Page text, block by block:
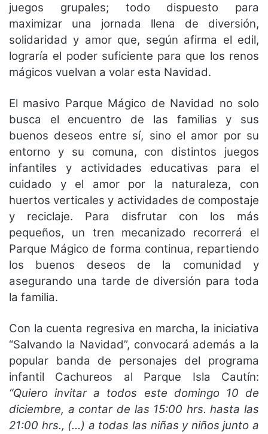
juegos grupales; todo dispuesto para
maximizar una jornada llena de diversión,
solidaridad y amor que, según afirma el edil,
lograría el poder suficiente para que los renos
mágicos vuelvan a volar esta Navidad.
El masivo Parque Mágico de Navidad no solo
busca el encuentro de las familias y sus
buenos deseos entre sí, sino el amor por su
entorno y su comuna, con distintos juegos
infantiles y actividades educativas para el
cuidado y el amor por la naturaleza, con
huertos verticales y actividades de compostaje
y reciclaje. Para disfrutar con los más
pequeños, un tren mecanizado recorrerá el
Parque Mágico de forma continua, repartiendo
los buenos deseos de la comunidad y
asegurando una tarde de diversión para toda
la familia.
Con la cuenta regresiva en marcha, la iniciativa
“Salvando la Navidad”, convocará además a la
popular banda de personajes del programa
infantil Cachureos al Parque Isla Cautín:
“Quiero invitar a todos este domingo 10 de
diciembre, a contar de las 15:00 hrs. hasta las
21:00 hrs., (…) a todas las niñas y niños junto a